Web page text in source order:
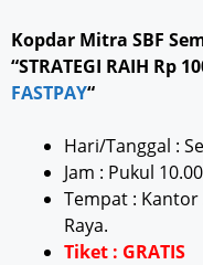
Kopdar Mitra SBF
“STRATEGI RAIH Rp
FASTPAY“
Hari/Tanggal :
Jam : Pukul
Tempat : Kantor
Raya.
Tiket : GRATIS